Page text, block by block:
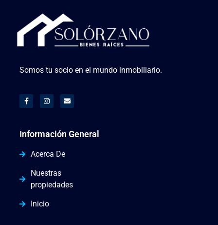
Somos tu socio en el mundo inmobiliario.
Información General
Acerca De
Nuestras
propiedades
Inicio